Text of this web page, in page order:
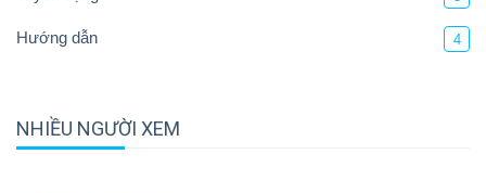
Hướng dẫn 4
NHIỀU NGƯỜI XEM